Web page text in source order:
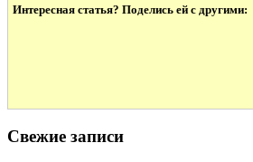
Интересная статья? Поделись ей с другими:
Свежие записи